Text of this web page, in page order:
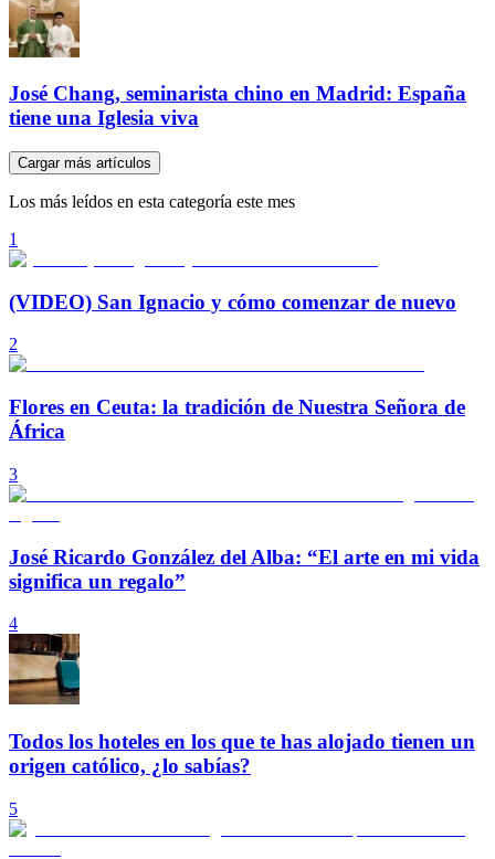
José Chang, seminarista chino en Madrid: España
tiene una Iglesia viva
Cargar más artículos
Los más leídos en esta categoría este mes
1
(VIDEO) San Ignacio y cómo comenzar de nuevo
2
Flores en Ceuta: la tradición de Nuestra Señora de
África
3
José Ricardo González del Alba: “El arte en mi vida
significa un regalo”
4
Todos los hoteles en los que te has alojado tienen un
origen católico, ¿lo sabías?
5